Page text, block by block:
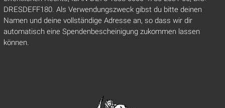
DRESDEFF180. Als Verwendungszweck gibst du bitte deinen
Namen und deine vollständige Adresse an, so dass wir dir
automatisch eine Spendenbescheinigung zukommen lassen
können.